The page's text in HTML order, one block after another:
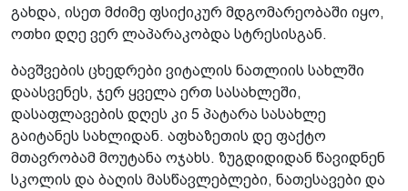
გახდა, ისეთ მძიმე ფსიქიკურ მდგომარეობაში იყო,
ოთხი დღე ვერ ლაპარაკობდა სტრესისგან.
ბავშვების ცხედრები ვიტალის ნათლიის სახლში
დაასვენეს, ჯერ ყველა ერთ სასახლეში,
დასაფლავების დღეს კი 5 პატარა სასახლე
გაიტანეს სახლიდან. აფხაზეთის დე ფაქტო
მთავრობამ მოუტანა ოჯახს. ზუგდიდიდან წავიდნენ
სკოლის და ბაღის მასწავლებლები, ნათესავები და